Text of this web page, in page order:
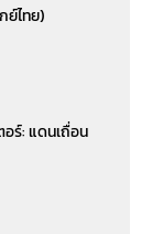
ย์ไทย)
ร์: แดนเถื่อน